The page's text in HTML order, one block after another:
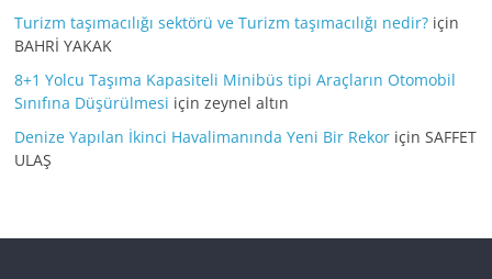
Turizm taşımacılığı sektörü ve Turizm taşımacılığı nedir? için
BAHRİ YAKAK
8+1 Yolcu Taşıma Kapasiteli Minibüs tipi Araçların Otomobil
Sınıfına Düşürülmesi içinzeynel altın
Denize Yapılan İkinci Havalimanında Yeni Bir Rekor içinSAFFET
ULAŞ